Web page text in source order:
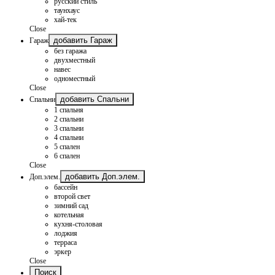
таунхаус
хай-тек
Close
Гараж
добавить Гараж
без гаража
двухместный
навес
одноместный
Close
Спальни
добавить Спальни
1 спальня
2 спальни
3 спальни
4 спальни
5 спален
6 спален
Close
Доп.элем.
добавить Доп.элем.
бассейн
второй свет
зимний сад
котельная
кухня-столовая
лоджия
терраса
эркер
Close